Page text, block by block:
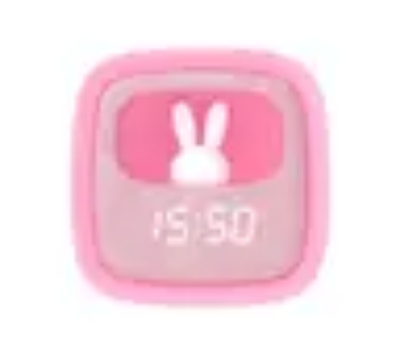
Développement personnel
Trucs pour Gagner